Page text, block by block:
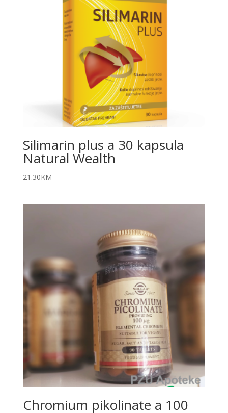
Silimarin plus a 30 kapsula
Natural Wealth
21.30KM
Chromium pikolinate a 100